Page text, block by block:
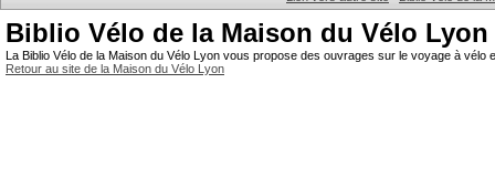
Biblio Vélo de la Maison du Vélo Lyon
La Biblio Vélo de la Maison du Vélo Lyon vous propose des ouvrages sur le voyage à
Retour au site de la Maison du Vélo Lyon